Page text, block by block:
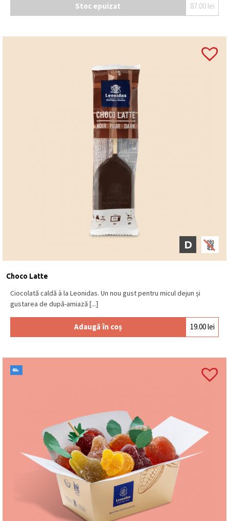
Stoc epuizat 87.00 lei
D
Choco Latte
Ciocolată caldă à la Leonidas. Un nou gust pentru micul dejun și
gustarea de după-amiază [...]
Adaugă în coș 19.00lei